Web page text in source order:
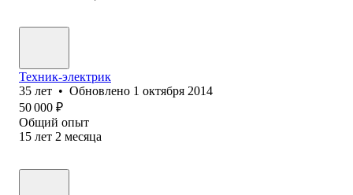
Техник-электрик
35 лет • Обновлено 1 октября 2014
50 000 ₽
Общий опыт
15 лет 2 месяца